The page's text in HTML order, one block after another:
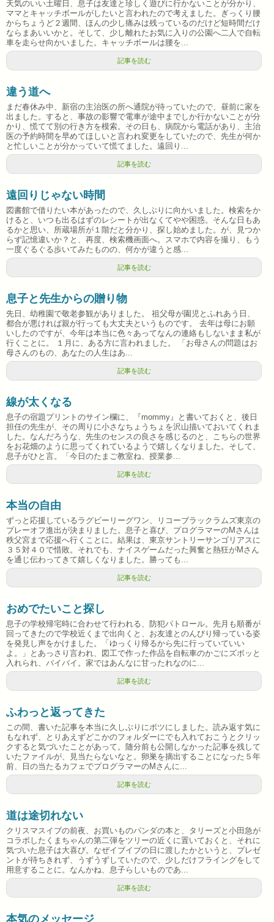
天気のいい土曜日、息子は友達と珍しく遊びに行かないことが分かり、
ママとキャッチボールがしたいと言われたので考えました。ぎっくり腰
からちょうど２週間、ほんの少し痛みは残っているのだけど短時間だけ
ならまあいいかと。そして、少し離れたお気に入りの公園へ二人で自転
車を走らせ向かいました。キャッチボールは腰を...
記事を読む
違う道へ
まだ春休み中、新宿の主治医の所へ通院が待っていたので、昼前に家を
出ました。すると、事故の影響で電車が途中までしか行かないことが分
かり、慌てて別の行き方を模索。その日も、病院から電話があり、主治
医の予約時間を早めてほしいと言われ変更をしていたので、先生が何か
と忙しいことが分かっていて慌てました。遠回り...
記事を読む
遠回りじゃない時間
図書館で借りたい本があったので、久しぶりに向かいました。検索をか
けると、いつも出るはずのレシートが出なくてやや困惑。そんな日もあ
るかと思い、所蔵場所が１階だと分かり、探し始めました。が、見つか
らず記憶違いか？と、再度、検索機画面へ。スマホで内容を撮り、もう
一度ぐるぐる歩いてみたものの、何かが違うと感...
記事を読む
息子と先生からの贈り物
先日、幼稚園で敬老参観がありました。 祖父母が園児とふれあう日、
都合が悪ければ親が行っても大丈夫というものです。 去年は母にお願
いしたのですが、今年は本当に色々あってなんの連絡もしないまま私が
行くことに。 １月に、ある方に言われました。 「お母さんの問題はお
母さんのもの、あなたの人生はあ...
記事を読む
線が太くなる
息子の宿題プリントのサイン欄に、『mommy』と書いておくと、後日
担任の先生が、その周りに小さなちょうちょを沢山描いておいてくれま
した。なんだろうな、先生のセンスの良さを感じるのと、こちらの世界
をお花畑のように思ってくれているようで嬉しくなりました。そして、
息子がひと言。「今日のたまご教室ね、授業参...
記事を読む
本当の自由
ずっと応援しているラグビーリーグワン、リコーブラックラムズ東京の
プレーオフ進出が決まりました。息子と喜び、プログラマーのMさんは
秩父宮まで応援へ行くことに。結果は、東京サントリーサンゴリアスに
３５対４０で惜敗。それでも、ナイスゲームだった興奮と熱狂がMさん
を通じ伝わってきて嬉しくなりました。勝っても...
記事を読む
おめでたいこと探し
息子の学校帰宅時に合わせて行われる、防犯パトロール。先月も順番が
回ってきたので学校近くまで出向くと、お友達とのんびり帰っている姿
を発見し声をかけました。「ゆっくり帰るから先に行っていていい
よ。」とあっさり言われ、図工で作った作品を自転車のかごにズボッと
入れられ、バイバイ。家ではあんなに甘ったれなのに...
記事を読む
ふわっと返ってきた
この間、書いた記事を本当に久しぶりにボツにしました。読み返す気に
もなれず、とりあえずどこかのフォルダーにでも入れておこうとクリッ
クすると気づいたことがあって。随分前も公開しなかった記事を残して
いたファイルが、見当たらないなと。卵巣を摘出することになった５年
前、日の当たるカフェでプログラマーのMさんに...
記事を読む
道は途切れない
クリスマスイブの前夜、お買いものパンダの本と、タリーズと小田急が
コラボしたくまちゃんの第二弾をツリーの近くに置いておくと、それに
気づいた息子は大喜び。なぜイブイブの日に渡したかというと、プレゼ
ントが待ちきれず、うずうずしていたので、少しだけフライングをして
用意することに。なんかね、息子らしいものであ...
記事を読む
本気のメッセージ